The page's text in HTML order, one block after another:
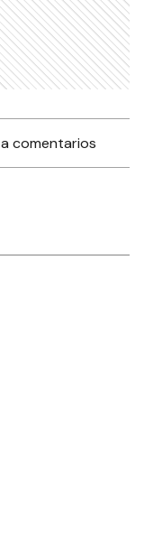
comentarios